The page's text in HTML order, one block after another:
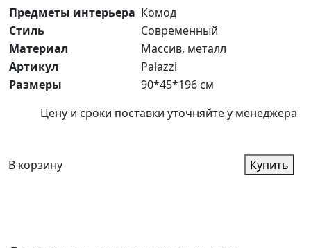
Предметы интерьера Комод
Стиль
Современный
Материал
Массив, металл
Артикул
Palazzi
Размеры
90*45*196 см
Цену и сроки поставки уточняйте у менеджера
В корзину Купить